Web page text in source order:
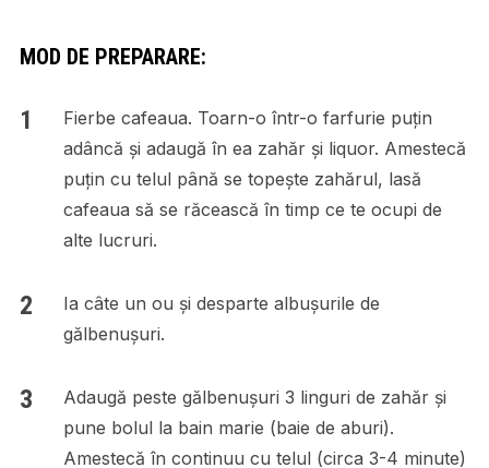
MOD DE PREPARARE:
Fierbe cafeaua. Toarn-o într-o farfurie puțin
adâncă și adaugă în ea zahăr și liquor. Amestecă
puțin cu telul până se topește zahărul, lasă
cafeaua să se răcească în timp ce te ocupi de
alte lucruri.
Ia câte un ou și desparte albușurile de
gălbenușuri.
Adaugă peste gălbenușuri 3 linguri de zahăr și
pune bolul la bain marie (baie de aburi).
Amestecă în continuu cu telul (circa 3-4 minute)